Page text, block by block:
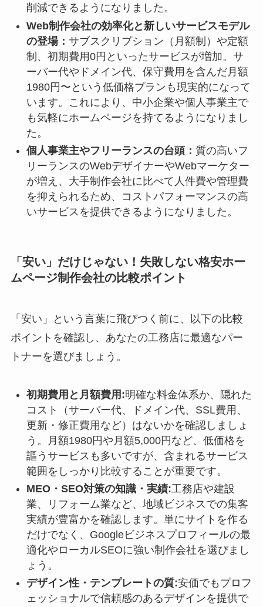
削減できるようになりました。
Web制作会社の効率化と新しいサービスモデル
の登場： サブスクリプション（月額制）や定額
制、初期費用0円といったサービスが増加。サ
ーバー代やドメイン代、保守費用を含んだ月額
1980円〜という低価格プランも現実的になって
います。これにより、中小企業や個人事業主で
も気軽にホームページを持てるようになりまし
た。
個人事業主やフリーランスの台頭： 質の高いフ
リーランスのWebデザイナーやWebマーケター
が増え、大手制作会社に比べて人件費や管理費
を抑えられるため、コストパフォーマンスの高
いサービスを提供できるようになりました。
「安い」だけじゃない！失敗しない格安ホー
ムページ制作会社の比較ポイント
「安い」という言葉に飛びつく前に、以下の比較
ポイントを確認し、あなたの工務店に最適なパー
トナーを選びましょう。
初期費用と月額費用:明確な料金体系か、隠れた
コスト（サーバー代、ドメイン代、SSL費用、
更新・修正費用など）はないかを確認しましょ
う。月額1980円や月額5,000円など、低価格を
謳うサービスも多いですが、含まれるサービス
範囲をしっかり比較することが重要です。
MEO・SEO対策の知識・実績:工務店や建設
業、リフォーム業など、地域ビジネスでの集客
実績が豊富かを確認します。単にサイトを作る
だけでなく、Googleビジネスプロフィールの最
適化やローカルSEOに強い制作会社を選びまし
ょう。
デザイン性・テンプレートの質:安価でもプロフ
ェッショナルで信頼感のあるデザインを提供で